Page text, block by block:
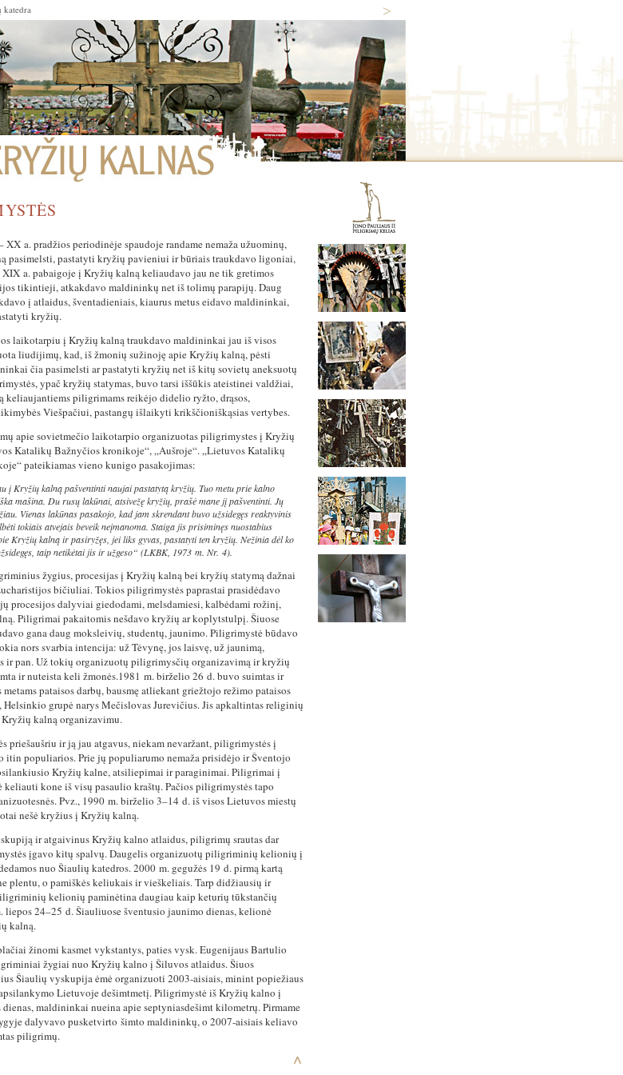
katedra
XX a. pradžios periodinėje spaudoje randame nemaža užuominų,
pasimelsti, pastatyti kryžių pavieniui ir būriais traukdavo ligoniai,
a. pabaigoje į Kryžių kalną keliaudavo jau ne tik gretimos
tikintieji, atkakdavo maldininkų net iš tolimų parapijų. Daug
į atlaidus, šventadieniais, kiaurus metus eidavo maldininkai,
kryžių.
laikotarpiu į Kryžių kalną traukdavo maldininkai jau iš visos
liudijimų, kad, iš žmonių sužinoję apie Kryžių kalną, pėsti
čia pasimelsti ar pastatyti kryžių net iš kitų sovietų aneksuotų
ypač kryžių statymas, buvo tarsi iššūkis ateistinei valdžiai,
keliaujantiems piligrimams reikėjo didelio ryžto, drąsos,
Viešpačiui, pastangų išlaikyti krikščioniškąsias vertybes.
apie sovietmečio laikotarpio organizuotas piligrimystes į Kryžių
Katalikų Bažnyčios kronikoje“, „Aušroje“. „Lietuvos Katalikų
pateikiamas vieno kunigo pasakojimas:
į Kryžių kalną pašventinti naujai pastatytą kryžių. Tuo metu prie kalno
mašina. Du rusų lakūnai, atsivežę kryžių, prašė mane jį pašventinti. Jų
Vienas lakūnas pasakojo, kad jam skrendant buvo užsidegęs reaktyvinis
tokiais atvejais beveik neįmanoma. Staiga jis prisiminęs nuostabius
Kryžių kalną ir pasiryžęs, jei liks gyvas, pastatyti ten kryžių. Nežinia dėl ko
taip netikėtai jis ir užgeso“ (LKBK, 1973 m. Nr. 4).
žygius, procesijas į Kryžių kalną bei kryžių statymą dažnai
bičiuliai. Tokios piligrimystės paprastai prasidėdavo
procesijos dalyviai giedodami, melsdamiesi, kalbėdami rožinį,
Piligrimai pakaitomis nešdavo kryžių ar koplytstulpį. Šiuose
gana daug moksleivių, studentų, jaunimo. Piligrimystė būdavo
nors svarbia intencija: už Tėvynę, jos laisvę, už jaunimą,
ir pan. Už tokių organizuotų piligrimysčių organizavimą ir kryžių
ir nuteista keli žmonės.1981 m. birželio 26 d. buvo suimtas ir
pataisos darbų, bausmę atliekant griežtojo režimo pataisos
grupė narys Mečislovas Jurevičius. Jis apkaltintas religinių
kalną organizavimu.
priešaušriu ir ją jau atgavus, niekam nevaržant, piligrimystės į
itin populiarios. Prie jų populiarumo nemaža prisidėjo ir Šventojo
Kryžių kalne, atsiliepimai ir paraginimai. Piligrimai į
keliauti kone iš visų pasaulio kraštų. Pačios piligrimystės tapo
Pvz., 1990 m. birželio 3–14 d. iš visos Lietuvos miestų
nešė kryžius į Kryžių kalną.
ir atgaivinus Kryžių kalno atlaidus, piligrimų srautas dar
įgavo kitų spalvų. Daugelis organizuotų piligriminių kelionių į
nuo Šiaulių katedros. 2000 m. gegužės 19 d. pirmą kartą
plentu, o pamiškės keliukais ir vieškeliais. Tarp didžiausių ir
kelionių paminėtina daugiau kaip keturių tūkstančių
liepos 24–25 d. Šiauliuose šventusio jaunimo dienas, kelionė
kalną.
žinomi kasmet vykstantys, paties vysk. Eugenijaus Bartulio
žygiai nuo Kryžių kalno į Šiluvos atlaidus. Šiuos
Šiaulių vyskupija ėmė organizuoti 2003-aisiais, minint popiežiaus
Lietuvoje dešimtmetį. Piligrimystė iš Kryžių kalno į
maldininkai nueina apie septyniasdešimt kilometrų. Pirmame
dalyvavo pusketvirto šimto maldininkų, o 2007-aisiais keliavo
piligrimų.